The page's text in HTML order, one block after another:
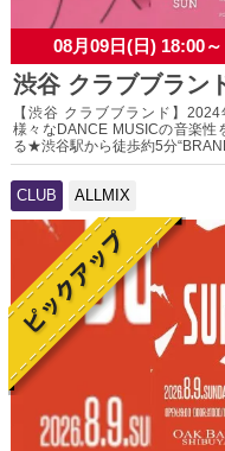
08月09日(日) 18:00～
渋谷 クラブブラン
【渋谷 クラブブランド】
様々なDANCE MUSICの音楽
る★渋谷駅から徒歩約5分
CLUB ALLMIX